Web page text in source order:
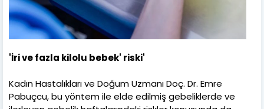
'İri ve fazla kilolu bebek' riski'
Kadın Hastalıkları ve Doğum Uzmanı Doç. Dr. Emre
Pabuçcu, bu yöntem ile elde edilmiş gebeliklerde ve